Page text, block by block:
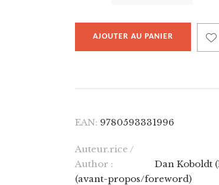
AJOUTER AU PANIER
EAN: 9780593331996
Auteur.rice /
Author :
Dan Koboldt
(avant-propos/foreword)